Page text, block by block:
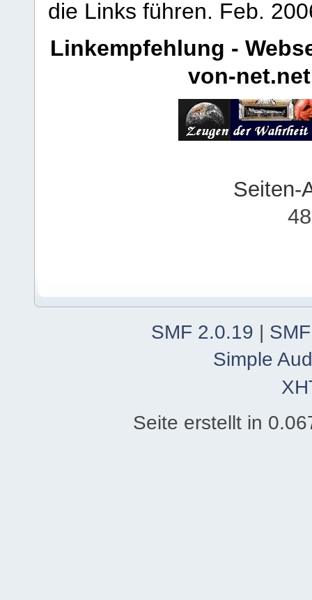
die Links führen. Feb.
Linkempfehlung -
von-net.net
Seiten-
SMF 2.0.19
Simple
Seite erstellt in